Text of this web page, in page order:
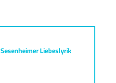
Sesenheimer Liebeslyrik